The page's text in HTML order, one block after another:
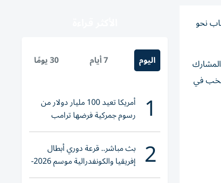
نحو
في
اليوم 7 أيام 30 يومًا
1 أمريكا تعيد 100 مليار دولار من
رسوم جمركية فرضها ترامب
2 بث مباشر.. قرعة دوري أبطال
إفريقيا والكونفدرالية موسم 2026-
2027